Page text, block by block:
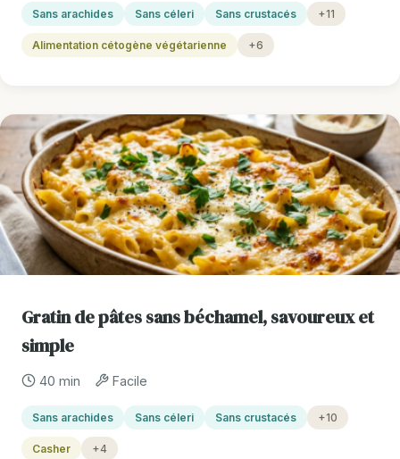
Sans arachides Sans céleri Sans crustacés +11
Alimentation cétogène végétarienne +6
Gratin de pâtes sans béchamel, savoureux et
simple
40 min Facile
Sans arachides Sans céleri Sans crustacés +10
Casher +4